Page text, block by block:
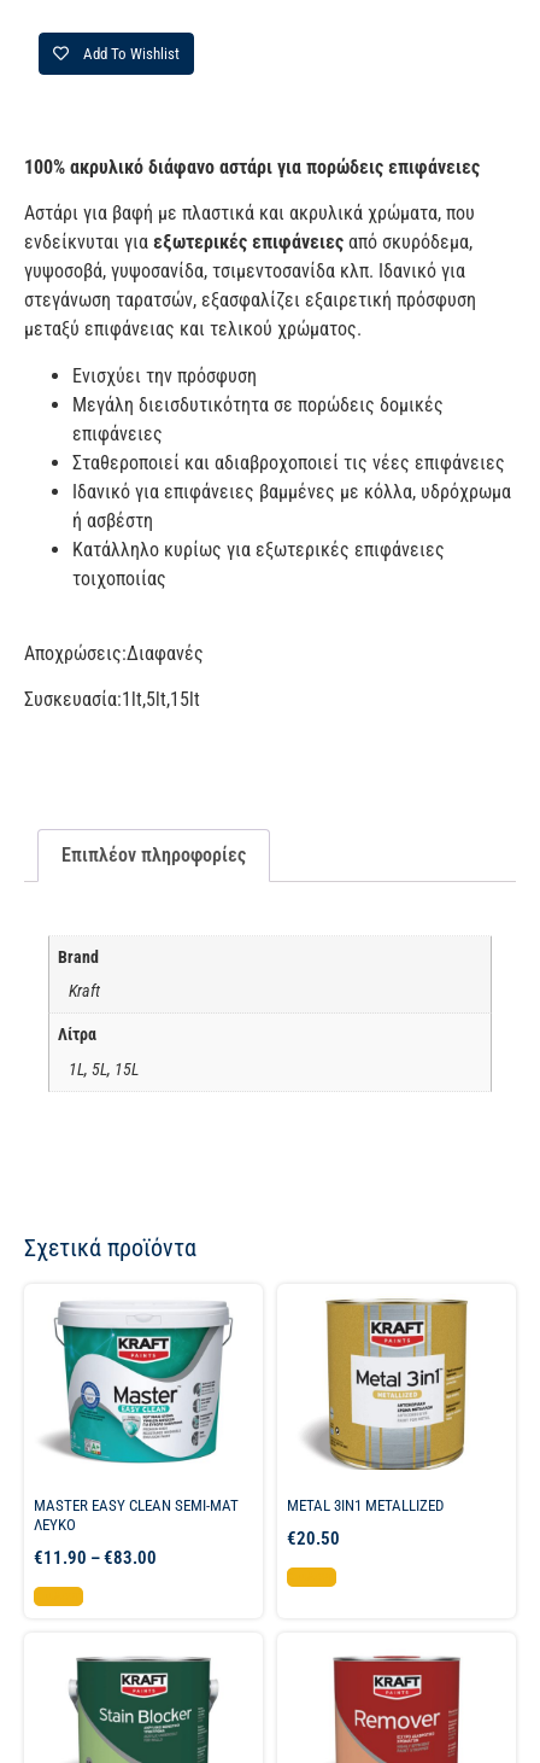
Add To Wishlist
100% ακρυλικό διάφανο αστάρι για πορώδεις επιφάνειες
Αστάρι για βαφή με πλαστικά και ακρυλικά χρώματα, που
ενδείκνυται για εξωτερικές επιφάνειες από σκυρόδεμα,
γυψοσοβά, γυψοσανίδα, τσιμεντοσανίδα κλπ. Ιδανικό για
στεγάνωση ταρατσών, εξασφαλίζει εξαιρετική πρόσφυση
μεταξύ επιφάνειας και τελικού χρώματος.
Ενισχύει την πρόσφυση
Μεγάλη διεισδυτικότητα σε πορώδεις δομικές
επιφάνειες
Σταθεροποιεί και αδιαβροχοποιεί τις νέες επιφάνειες
Ιδανικό για επιφάνειες βαμμένες με κόλλα, υδρόχρωμα
ή ασβέστη
Κατάλληλο κυρίως για εξωτερικές επιφάνειες
τοιχοποιίας
Αποχρώσεις:Διαφανές
Συσκευασία:1lt,5lt,15lt
Επιπλέον πληροφορίες
Brand
Kraft
Λίτρα
1L, 5L, 15L
Σχετικά προϊόντα
MASTER EASY CLEAN SEMI-MAT
ΛΕΥΚΟ
€11.90 –€83.00
Επιλογή
METAL 3IN1 METALLIZED
€20.50
Επιλογή